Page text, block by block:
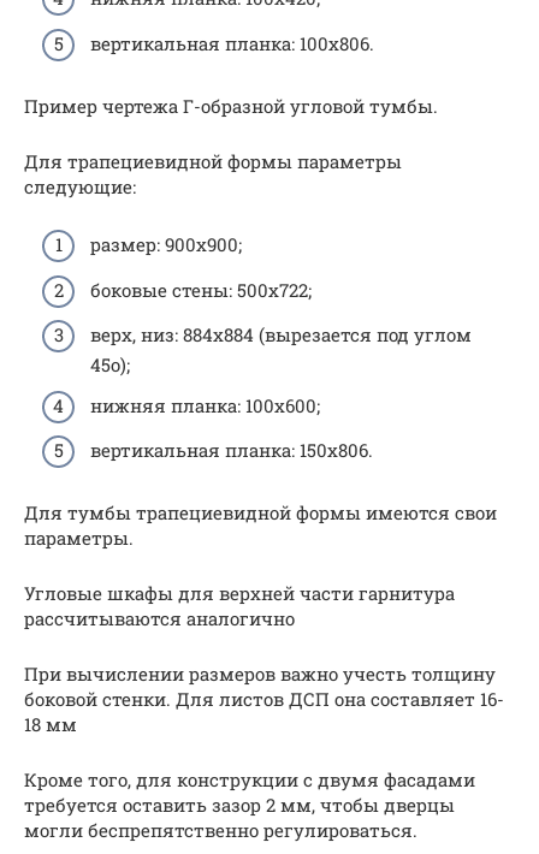
вертикальная планка: 100х806.
Пример чертежа Г-образной угловой тумбы.
Для трапециевидной формы параметры
следующие:
размер: 900х900;
боковые стены: 500х722;
верх, низ: 884х884 (вырезается под углом
45о);
нижняя планка: 100х600;
вертикальная планка: 150х806.
Для тумбы трапециевидной формы имеются свои
параметры.
Угловые шкафы для верхней части гарнитура
рассчитываются аналогично
При вычислении размеров важно учесть толщину
боковой стенки. Для листов ДСП она составляет 16-
18 мм
Кроме того, для конструкции с двумя фасадами
требуется оставить зазор 2 мм, чтобы дверцы
могли беспрепятственно регулироваться.